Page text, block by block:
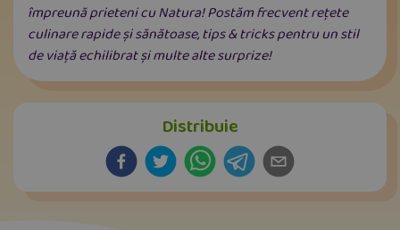
împreună prieteni cu Natura! Postăm frecvent rețete
culinare rapide și sănătoase, tips & tricks pentru un stil
de viață echilibrat și multe alte surprize!
Distribuie